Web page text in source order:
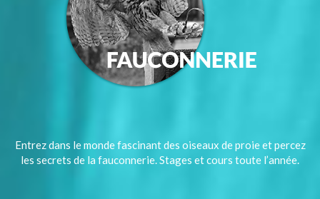
Entrez dans le monde fascinant des oiseaux de proie et percez
les secrets de la fauconnerie. Stages et cours toute l’année.